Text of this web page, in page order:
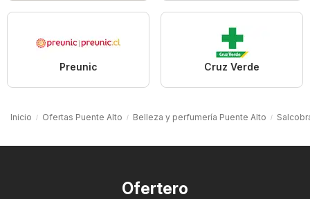
Preunic Cruz Verde
Inicio Ofertas Puente Alto Belleza y perfumería Puente Alto
Ofertero